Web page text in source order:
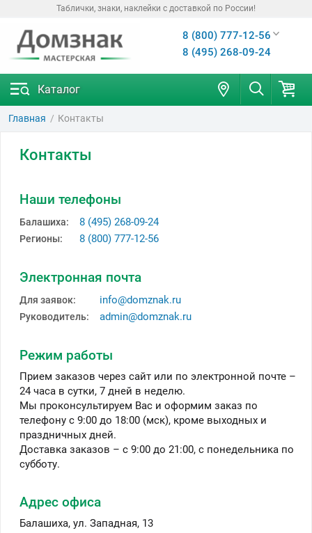
Таблички, знаки, наклейки с доставкой по России!
8 (800) 777-12-56
8 (495) 268-09-24
Каталог
Главная Контакты
Контакты
Наши телефоны
Балашиха: 8 (495) 268-09-24
Регионы: 8 (800) 777-12-56
Электронная почта
Для заявок: info@domznak.ru
Руководитель: admin@domznak.ru
Режим работы
Прием заказов через сайт или по электронной почте –
24 часа в сутки, 7 дней в неделю.
Мы проконсультируем Вас и оформим заказ по
телефону с 9:00 до 18:00 (мск), кроме выходных и
праздничных дней.
Доставка заказов – с 9:00 до 21:00, с понедельника по
субботу.
Адрес офиса
Балашиха, ул. Западная, 13